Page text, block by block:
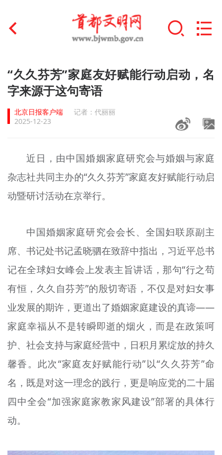
首页
文明创建
文明实践
未成年人思想道德建设
榜样人物
+
文明评论
北京宣传文化引导基金
宣传思想文化人才
专题
资料库
+
“久久芬芳”家庭友好赋能行动启动，名
字来源于这句寄语
北京日报客户端
记者：代丽丽
2025-12-23
近日，由中国婚姻家庭研究会与婚姻与家庭
杂志社共同主办的“久久芬芳”家庭友好赋能行动启
动暨研讨活动在京举行。
中国婚姻家庭研究会会长、全国妇联原副主
席、书记处书记孟晓驷在致辞中指出，习近平总书
记在全球妇女峰会上发表主旨讲话，那句“行之苟
有恒，久久自芬芳”的殷切寄语，不仅是对妇女事
业发展的期许，更道出了婚姻家庭建设的真谛——
家庭幸福从不是转瞬即逝的烟火，而是在政策呵
护、社会支持与家庭经营中，日积月累绽放的持久
馨香。此次“家庭友好赋能行动”以“久久芬芳”命
名，既是对这一理念的践行，更是响应党的二十届
四中全会“加强家庭家教家风建设”部署的具体行
动。